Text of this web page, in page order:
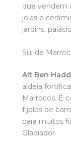
que vendem
joias e
jardins,
Sul de
Ait Ben
aldeia
Marrocos. É
tijolos de
para muitos
Gladiador.